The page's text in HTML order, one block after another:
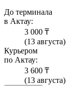
До терминала
в Актау:
3 000 ₸
(13 августа)
Курьером
по Актау:
3 600 ₸
(13 августа)